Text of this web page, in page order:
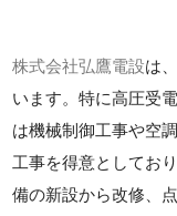
株式会社弘鷹電設は
います。特に高圧受
は機械制御工事や空
工事を得意としてお
備の新設から改修、